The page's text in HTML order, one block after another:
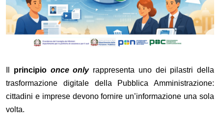
principio once onlyrappresenta uno dei pilastri della
trasformazione digitale della Pubblica Amministrazione:
cittadini e imprese devono fornire un’informazione una sola
volta.